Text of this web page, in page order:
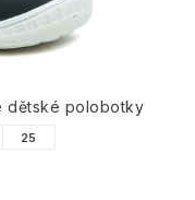
dětské polobotky
25